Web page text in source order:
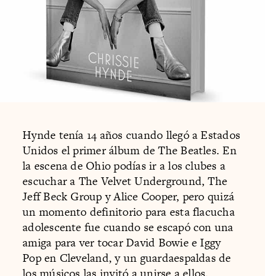
Hynde tenía 14 años cuando llegó a Estados
Unidos el primer álbum de The Beatles. En
la escena de Ohio podías ir a los clubes a
escuchar a The Velvet Underground, The
Jeff Beck Group y Alice Cooper, pero quizá
un momento definitorio para esta flacucha
adolescente fue cuando se escapó con una
amiga para ver tocar David Bowie e Iggy
Pop en Cleveland, y un guardaespaldas de